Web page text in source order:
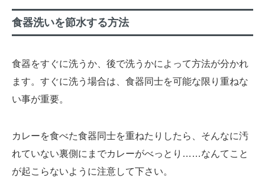
食器洗いを節水する方法
食器をすぐに洗うか、後で洗うかによって方法が分かれ
ます。すぐに洗う場合は、食器同士を可能な限り重ねな
い事が重要。
カレーを食べた食器同士を重ねたりしたら、そんなに汚
れていない裏側にまでカレーがべっとり……なんてこと
が起こらないように注意して下さい。